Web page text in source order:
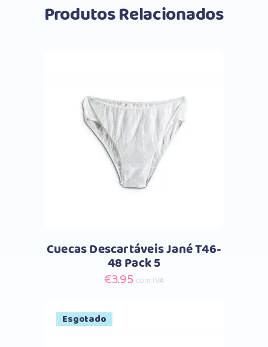
Produtos Relacionados
Comprar
Cuecas Descartáveis Jané T46-
48 Pack 5
€3.95 com IVA
Esgotado